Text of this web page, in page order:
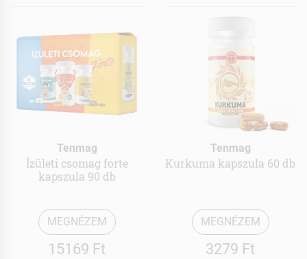
Tenmag
Ízületi csomag forte
kapszula 90 db
MEGNÉZEM
15169 Ft
Tenmag
Kurkuma kapszula 60 db
MEGNÉZEM
3279 Ft